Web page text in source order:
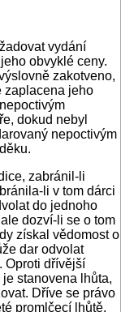
vydání
obvyklé ceny.
zakotveno,
zaplacena jeho
dokud nebyl
nepoctivým
zabránil-li
li v tom dárci
do jednoho
dozví-li se o tom
získal vědomost o
dar odvolat
Oproti dřívější
stanovena lhůta,
Dříve se právo
promlčecí lhůtě.